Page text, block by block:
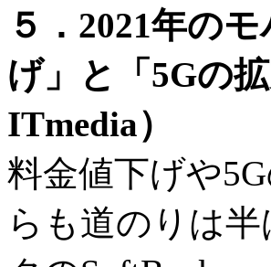
５．2021年の
げ」と「5Gの
ITmedia）
料金値下げや
らも道のりは